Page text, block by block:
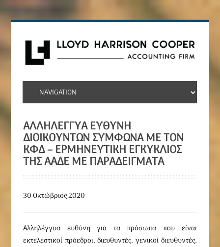
ΑΛΛΗΛΈΓΓΥΑ ΕΥΘΎΝΗ
ΔΙΟΙΚΟΎΝΤΩΝ ΣΎΜΦΩΝΑ ΜΕ ΤΟΝ
ΚΦΔ – ΕΡΜΗΝΕΥΤΙΚΉ ΕΓΚΎΚΛΙΟΣ
ΤΗΣ ΑΑΔΕ ΜΕ ΠΑΡΑΔΕΊΓΜΑΤΑ
30 Οκτώβριος 2020
Αλληλέγγυα ευθύνη για τα πρόσωπα που είναι
εκτελεστικοί πρόεδροι, διευθυντές, γενικοί διευθυντές,